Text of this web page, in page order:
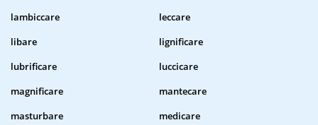
lambiccare
leccare
libare
lignificare
lubrificare
luccicare
magnificare
mantecare
masturbare
medicare